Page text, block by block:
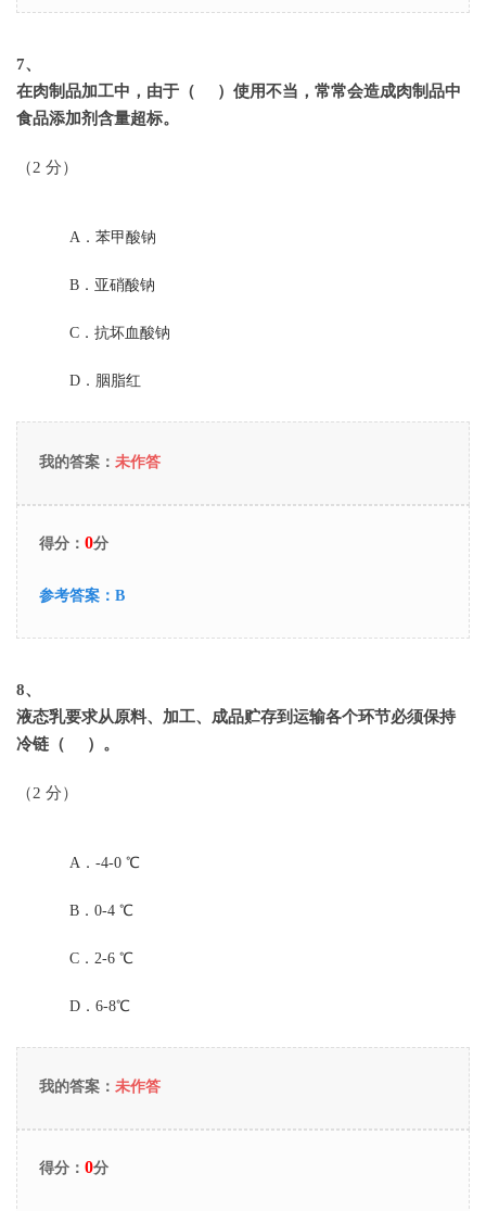
7、
在肉制品加工中，由于（ ）使用不当，常常会造成肉制品中
食品添加剂含量超标。
（2 分）
A． 苯甲酸钠
B． 亚硝酸钠
C． 抗坏血酸钠
D． 胭脂红
我的答案： 未作答
得分： 0分
参考答案： B
8、
液态乳要求从原料、加工、成品贮存到运输各个环节必须保持
冷链（ ）。
（2 分）
A． -4-0 ℃
B． 0-4 ℃
C． 2-6 ℃
D． 6-8℃
我的答案： 未作答
得分： 0分